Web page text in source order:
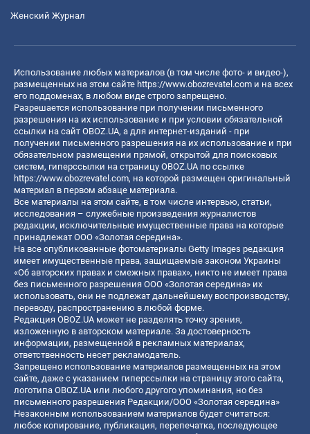
Женский Журнал
Использование любых материалов (в том числе фото- и видео-),
размещенных на этом сайте https://www.obozrevatel.com и на всех
его поддоменах, в любом виде строго запрещено.
Разрешается использование при получении письменного
разрешения на их использование и при условии обязательной
ссылки на сайт OBOZ.UA, а для интернет-изданий - при
получении письменного разрешения на их использование и при
обязательном размещении прямой, открытой для поисковых
систем, гиперссылки на страницу OBOZ.UA по ссылке
https://www.obozrevatel.com, на которой размещен оригинальный
материал в первом абзаце материала.
Все материалы на этом сайте, в том числе интервью, статьи,
исследования – служебные произведения журналистов
редакции, исключительные имущественные права на которые
принадлежат ООО «Золотая середина».
На все опубликованные фотоматериалы Getty Images редакция
имеет имущественные права, защищаемые законом Украины
«Об авторских правах и смежных правах», никто не имеет права
без письменного разрешения ООО «Золотая середина» их
использовать, они не подлежат дальнейшему воспроизводству,
переводу, распространению в любой форме.
Редакция OBOZ.UA может не разделять точку зрения,
изложенную в авторском материале. За достоверность
информации, размещенной в рекламных материалах,
ответственность несет рекламодатель.
Запрещено использование материалов размещенных на этом
сайте, даже с указанием гиперссылки на страницу этого сайта,
логотипа OBOZ.UA или любого другого упоминания, но без
письменного разрешения Редакции/ООО «Золотая середина»
Незаконным использованием материалов будет считаться:
любое копирование, публикация, перепечатка, последующее